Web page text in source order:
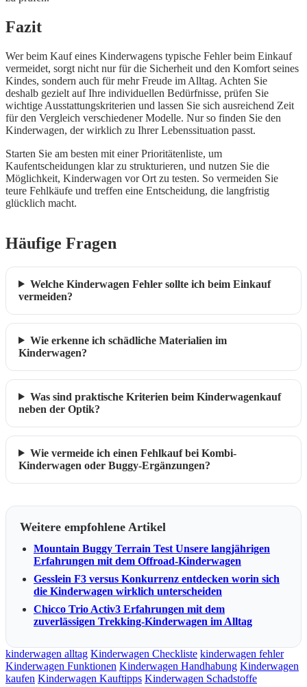
Fazit
Wer beim Kauf eines Kinderwagens typische Fehler beim Einkauf
vermeidet, sorgt nicht nur für die Sicherheit und den Komfort seines
Kindes, sondern auch für mehr Freude im Alltag. Achten Sie
deshalb gezielt auf Ihre individuellen Bedürfnisse, prüfen Sie
wichtige Ausstattungskriterien und lassen Sie sich ausreichend Zeit
für den Vergleich verschiedener Modelle. Nur so finden Sie den
Kinderwagen, der wirklich zu Ihrer Lebenssituation passt.
Starten Sie am besten mit einer Prioritätenliste, um
Kaufentscheidungen klar zu strukturieren, und nutzen Sie die
Möglichkeit, Kinderwagen vor Ort zu testen. So vermeiden Sie
teure Fehlkäufe und treffen eine Entscheidung, die langfristig
glücklich macht.
Häufige Fragen
Welche Kinderwagen Fehler sollte ich beim Einkauf
vermeiden?
Wie erkenne ich schädliche Materialien im
Kinderwagen?
Was sind praktische Kriterien beim Kinderwagenkauf
neben der Optik?
Wie vermeide ich einen Fehlkauf bei Kombi-
Kinderwagen oder Buggy-Ergänzungen?
Weitere empfohlene Artikel
Mountain Buggy Terrain Test Unsere langjährigen
Erfahrungen mit dem Offroad-Kinderwagen
Gesslein F3 versus Konkurrenz entdecken worin sich
die Kinderwagen wirklich unterscheiden
Chicco Trio Activ3 Erfahrungen mit dem
zuverlässigen Trekking-Kinderwagen im Alltag
kinderwagen alltag Kinderwagen Checkliste kinderwagen fehler
Kinderwagen Funktionen Kinderwagen Handhabung Kinderwagen
kaufen Kinderwagen Kauftipps Kinderwagen Schadstoffe